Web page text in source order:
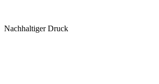
Nachhaltiger Druck